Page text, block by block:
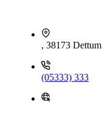
, 38173 Dettum
(05333) 333